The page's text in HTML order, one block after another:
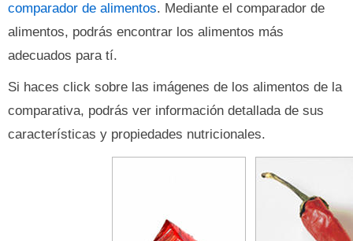
comparador de alimentos. Mediante el comparador de
alimentos, podrás encontrar los alimentos más
adecuados para tí.
Si haces click sobre las imágenes de los alimentos de la
comparativa, podrás ver información detallada de sus
características y propiedades nutricionales.